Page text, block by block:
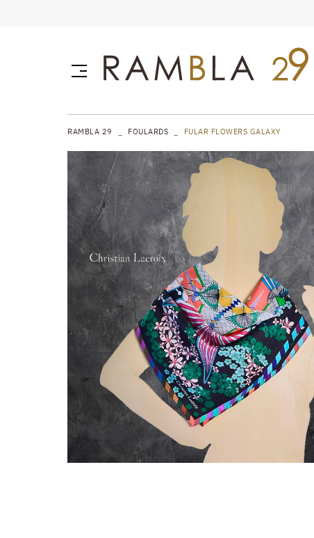
RAMBLA 29 FOULARDS FULAR FLOWERS GALAXY